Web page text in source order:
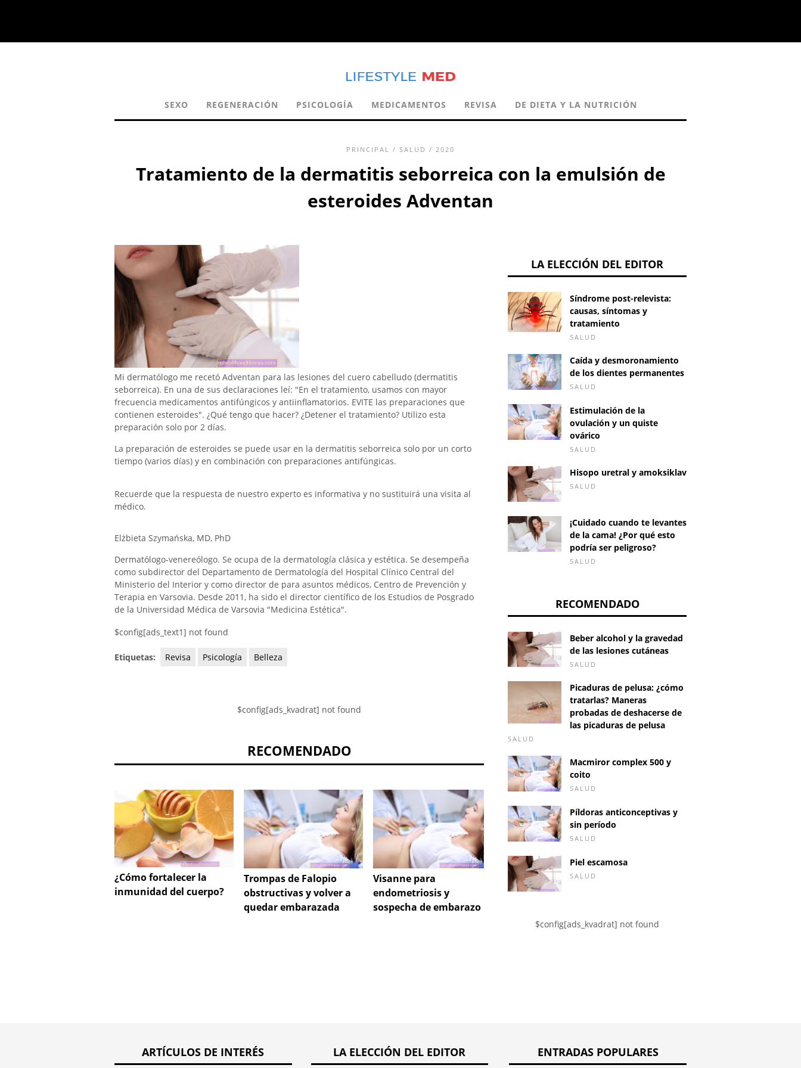
SEXO REGENERACIÓN PSICOLOGÍA MEDICAMENTOS REVISA DE DIETA Y LA NUTRICIÓN
PRINCIPAL / SALUD / 2020
Tratamiento de la dermatitis seborreica con la emulsión de
esteroides Adventan
Mi dermatólogo me recetó Adventan para las lesiones del cuero cabelludo (dermatitis
seborreica). En una de sus declaraciones leí: "En el tratamiento, usamos con mayor
frecuencia medicamentos antifúngicos y antiinflamatorios. EVITE las preparaciones que
contienen esteroides". ¿Qué tengo que hacer? ¿Detener el tratamiento? Utilizo esta
preparación solo por 2 días.
La preparación de esteroides se puede usar en la dermatitis seborreica solo por un corto
tiempo (varios días) y en combinación con preparaciones antifúngicas.
Recuerde que la respuesta de nuestro experto es informativa y no sustituirá una visita al
médico.
Elżbieta Szymańska, MD, PhD
Dermatólogo-venereólogo. Se ocupa de la dermatología clásica y estética. Se desempeña
como subdirector del Departamento de Dermatología del Hospital Clínico Central del
Ministerio del Interior y como director de para asuntos médicos, Centro de Prevención y
Terapia en Varsovia. Desde 2011, ha sido el director científico de los Estudios de Posgrado
de la Universidad Médica de Varsovia "Medicina Estética".
$config[ads_text1] not found
Etiquetas: Revisa Psicología Belleza
$config[ads_kvadrat] not found
RECOMENDADO
¿Cómo fortalecer la
inmunidad del cuerpo?
Trompas de Falopio
obstructivas y volver a
quedar embarazada
Visanne para
endometriosis y
sospecha de embarazo
Adenovirus: síntomas de
infección en niños y
síntomas, tratamiento
LA ELECCIÓN DEL EDITOR
Síndrome post-relevista:
causas, síntomas y
tratamiento
SALUD
Caída y desmoronamiento
de los dientes permanentes
SALUD
Estimulación de la
ovulación y un quiste
ovárico
SALUD
Hisopo uretral y amoksiklav
SALUD
¡Cuidado cuando te levantes
de la cama! ¿Por qué esto
podría ser peligroso?
SALUD
RECOMENDADO
Beber alcohol y la gravedad
de las lesiones cutáneas
SALUD
Picaduras de pelusa: ¿cómo
tratarlas? Maneras
probadas de deshacerse de
las picaduras de pelusa
SALUD
Macmiror complex 500 y
coito
SALUD
Píldoras anticonceptivas y
sin período
SALUD
Piel escamosa
SALUD
$config[ads_kvadrat] not found
ARTÍCULOS DE INTERÉS LA ELECCIÓN DEL EDITOR ENTRADAS POPULARES